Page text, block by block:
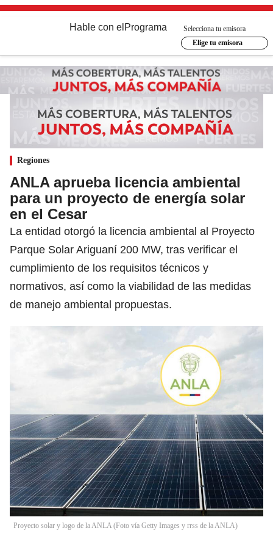
Hable con el Programa
Selecciona tu emisora
Elige tu emisora
Regiones
ANLA aprueba licencia ambiental
para un proyecto de energía solar
en el Cesar
La entidad otorgó la licencia ambiental al Proyecto
Parque Solar Ariguaní 200 MW, tras verificar el
cumplimiento de los requisitos técnicos y
normativos, así como la viabilidad de las medidas
de manejo ambiental propuestas.
Proyecto solar y logo de la ANLA (Foto vía Getty Images y rrss de la ANLA)